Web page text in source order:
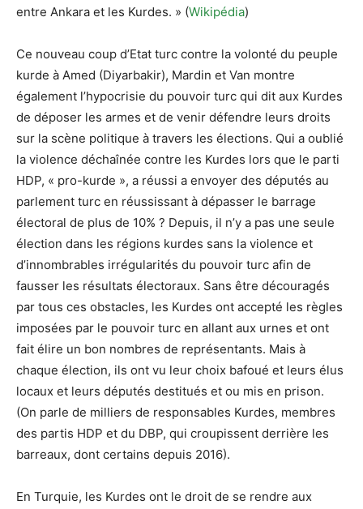
entre Ankara et les Kurdes. » (Wikipédia)
Ce nouveau coup d’Etat turc contre la volonté du peuple
kurde à Amed (Diyarbakir), Mardin et Van montre
également l’hypocrisie du pouvoir turc qui dit aux Kurdes
de déposer les armes et de venir défendre leurs droits
sur la scène politique à travers les élections. Qui a oublié
la violence déchaînée contre les Kurdes lors que le parti
HDP, « pro-kurde », a réussi a envoyer des députés au
parlement turc en réussissant à dépasser le barrage
électoral de plus de 10% ? Depuis, il n’y a pas une seule
élection dans les régions kurdes sans la violence et
d’innombrables irrégularités du pouvoir turc afin de
fausser les résultats électoraux. Sans être découragés
par tous ces obstacles, les Kurdes ont accepté les règles
imposées par le pouvoir turc en allant aux urnes et ont
fait élire un bon nombres de représentants. Mais à
chaque élection, ils ont vu leur choix bafoué et leurs élus
locaux et leurs députés destitués et ou mis en prison.
(On parle de milliers de responsables Kurdes, membres
des partis HDP et du DBP, qui croupissent derrière les
barreaux, dont certains depuis 2016).
En Turquie, les Kurdes ont le droit de se rendre aux